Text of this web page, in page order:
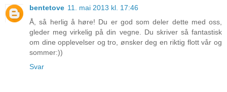
bentetove 11. mai 2013 kl. 17:46
Å, så herlig å høre! Du er god som deler dette med oss,
gleder meg virkelig på din vegne. Du skriver så fantastisk
om dine opplevelser og tro, ønsker deg en riktig flott vår og
sommer:))
Svar